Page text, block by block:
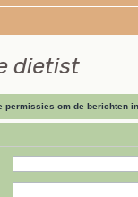
dietist
om de berichten